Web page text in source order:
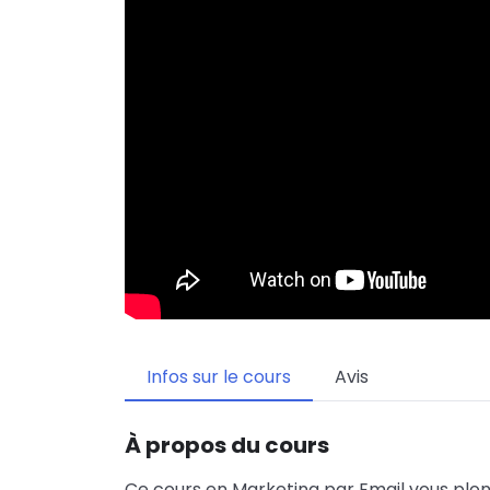
Infos sur le cours Avis
À propos du cours